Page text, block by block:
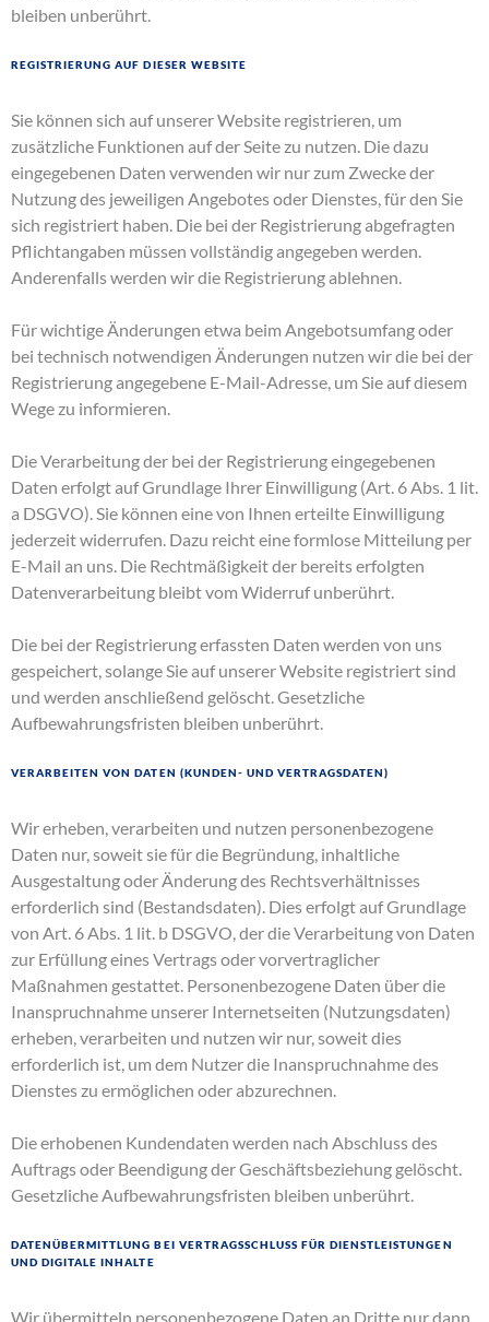
bleiben unberührt.
Registrierung auf dieser Website
Sie können sich auf unserer Website registrieren, um
zusätzliche Funktionen auf der Seite zu nutzen. Die dazu
eingegebenen Daten verwenden wir nur zum Zwecke der
Nutzung des jeweiligen Angebotes oder Dienstes, für den Sie
sich registriert haben. Die bei der Registrierung abgefragten
Pflichtangaben müssen vollständig angegeben werden.
Anderenfalls werden wir die Registrierung ablehnen.
Für wichtige Änderungen etwa beim Angebotsumfang oder
bei technisch notwendigen Änderungen nutzen wir die bei der
Registrierung angegebene E-Mail-Adresse, um Sie auf diesem
Wege zu informieren.
Die Verarbeitung der bei der Registrierung eingegebenen
Daten erfolgt auf Grundlage Ihrer Einwilligung (Art. 6 Abs. 1 lit.
a DSGVO). Sie können eine von Ihnen erteilte Einwilligung
jederzeit widerrufen. Dazu reicht eine formlose Mitteilung per
E-Mail an uns. Die Rechtmäßigkeit der bereits erfolgten
Datenverarbeitung bleibt vom Widerruf unberührt.
Die bei der Registrierung erfassten Daten werden von uns
gespeichert, solange Sie auf unserer Website registriert sind
und werden anschließend gelöscht. Gesetzliche
Aufbewahrungsfristen bleiben unberührt.
Verarbeiten von Daten (Kunden- und Vertragsdaten)
Wir erheben, verarbeiten und nutzen personenbezogene
Daten nur, soweit sie für die Begründung, inhaltliche
Ausgestaltung oder Änderung des Rechtsverhältnisses
erforderlich sind (Bestandsdaten). Dies erfolgt auf Grundlage
von Art. 6 Abs. 1 lit. b DSGVO, der die Verarbeitung von Daten
zur Erfüllung eines Vertrags oder vorvertraglicher
Maßnahmen gestattet. Personenbezogene Daten über die
Inanspruchnahme unserer Internetseiten (Nutzungsdaten)
erheben, verarbeiten und nutzen wir nur, soweit dies
erforderlich ist, um dem Nutzer die Inanspruchnahme des
Dienstes zu ermöglichen oder abzurechnen.
Die erhobenen Kundendaten werden nach Abschluss des
Auftrags oder Beendigung der Geschäftsbeziehung gelöscht.
Gesetzliche Aufbewahrungsfristen bleiben unberührt.
Datenübermittlung bei Vertragsschluss für Dienstleistungen
und digitale Inhalte
Wir übermitteln personenbezogene Daten an Dritte nur dann,